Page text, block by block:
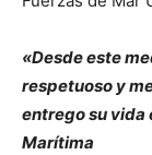
«Desde este
respetuoso y
entrego su vida
Marítima